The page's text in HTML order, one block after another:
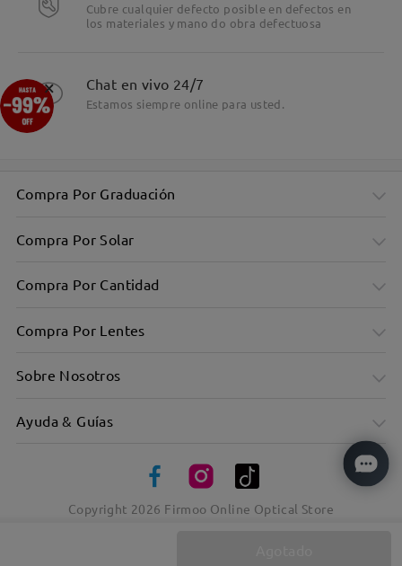
Cubre cualquier defecto posible en defectos en
los materiales y mano do obra defectuosa
Chat en vivo 24/7
Estamos siempre online para usted.
Compra Por Graduación
Compra Por Solar
Compra Por Cantidad
Compra Por Lentes
Sobre Nosotros
Ayuda & Guías
Copyright 2026 Firmoo Online Optical Store
×